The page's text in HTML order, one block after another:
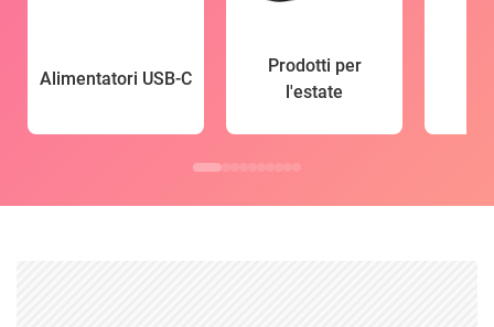
Alimentatori USB-C
Prodotti per
l'estate